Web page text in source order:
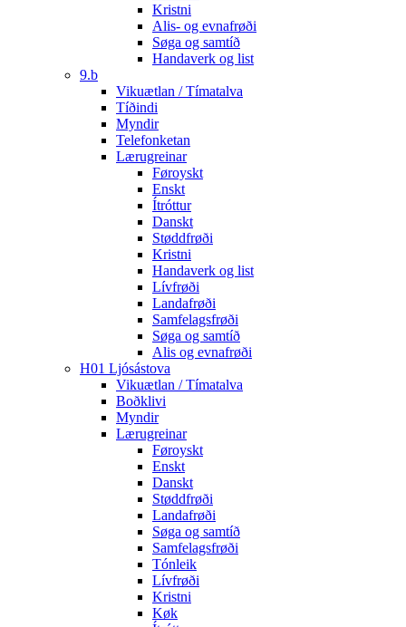
Kristni
Alis- og evnafrøði
Søga og samtíð
Handaverk og list
9.b
Vikuætlan / Tímatalva
Tíðindi
Myndir
Telefonketan
Lærugreinar
Føroyskt
Enskt
Ítróttur
Danskt
Støddfrøði
Kristni
Handaverk og list
Lívfrøði
Landafrøði
Samfelagsfrøði
Søga og samtíð
Alis og evnafrøði
H01 Ljósástova
Vikuætlan / Tímatalva
Boðklivi
Myndir
Lærugreinar
Føroyskt
Enskt
Danskt
Støddfrøði
Landafrøði
Søga og samtíð
Samfelagsfrøði
Tónleik
Lívfrøði
Kristni
Køk